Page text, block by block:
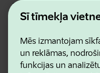
Šī tīmekļa
Mēs izmantojam
un reklāmas,
funkcijas un
Estonian Business and
Kontakti
Lietošanas noteikumi
Sīkdatņu un